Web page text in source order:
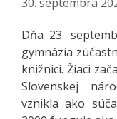
30. septembra
Dňa 23.
gymnázia
knižnici. Žiaci
Slovenskej
vznikla ako